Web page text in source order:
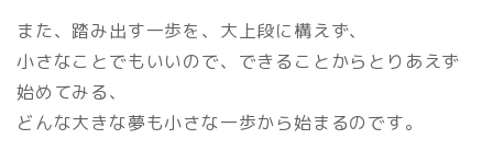
また、踏み出す一歩を、大上段に構えず、
小さなことでもいいので、できることからとりあえず
始めてみる、
どんな大きな夢も小さな一歩から始まるのです。